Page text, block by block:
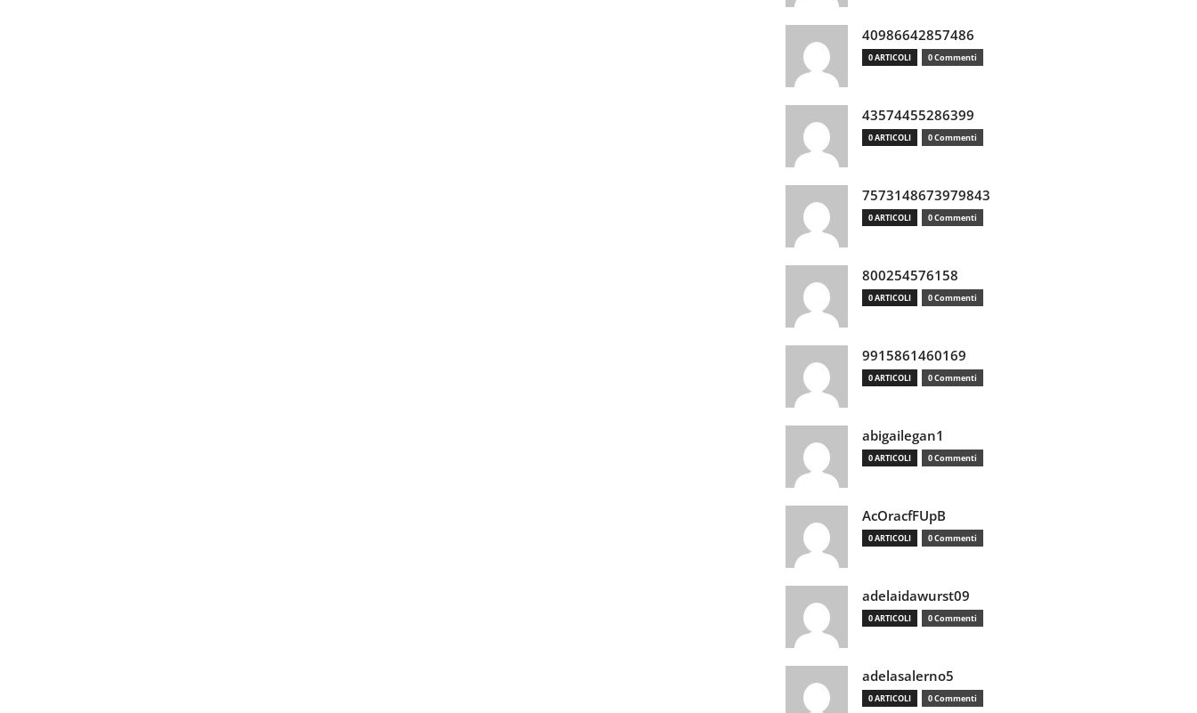
40986642857486
0 ARTICOLI 0 Commenti
43574455286399
0 ARTICOLI 0 Commenti
7573148673979843
0 ARTICOLI 0 Commenti
800254576158
0 ARTICOLI 0 Commenti
9915861460169
0 ARTICOLI 0 Commenti
abigailegan1
0 ARTICOLI 0 Commenti
AcOracfFUpB
0 ARTICOLI 0 Commenti
adelaidawurst09
0 ARTICOLI 0 Commenti
adelasalerno5
0 ARTICOLI 0 Commenti